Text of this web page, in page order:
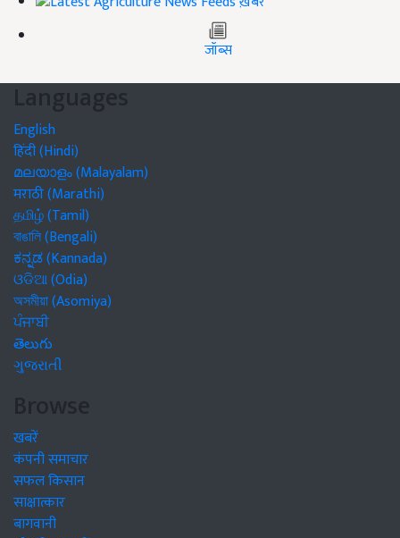
जॉब्स
Languages
English
हिंदी (Hindi)
മലയാളം (Malayalam)
मराठी (Marathi)
தமிழ் (Tamil)
বাঙালি (Bengali)
ಕನ್ನಡ (Kannada)
ଓଡିଆ (Odia)
অসমীয়া (Asomiya)
ਪੰਜਾਬੀ
తెలుగు
ગુજરાતી
Browse
खबरें
कंपनी समाचार
सफल किसान
साक्षात्कार
बागवानी